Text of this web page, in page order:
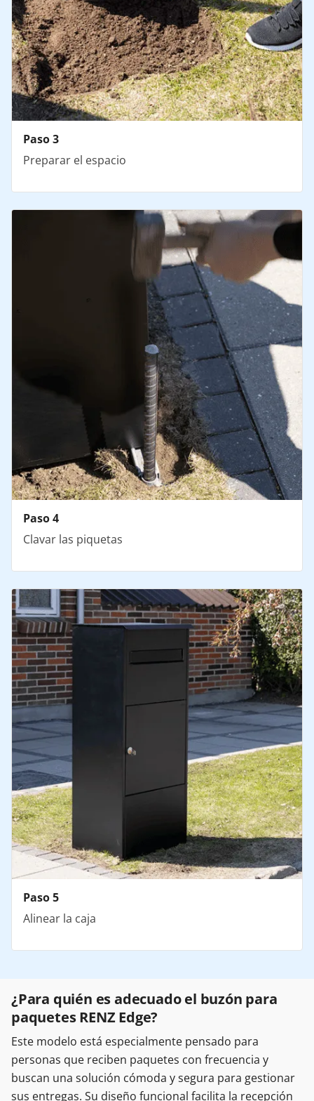
Paso 3
Preparar el espacio
Paso 4
Clavar las piquetas
Paso 5
Alinear la caja
¿Para quién es adecuado el buzón para
paquetes RENZ Edge?
Este modelo está especialmente pensado para
personas que reciben paquetes con frecuencia y
buscan una solución cómoda y segura para gestionar
sus entregas. Su diseño funcional facilita la recepción